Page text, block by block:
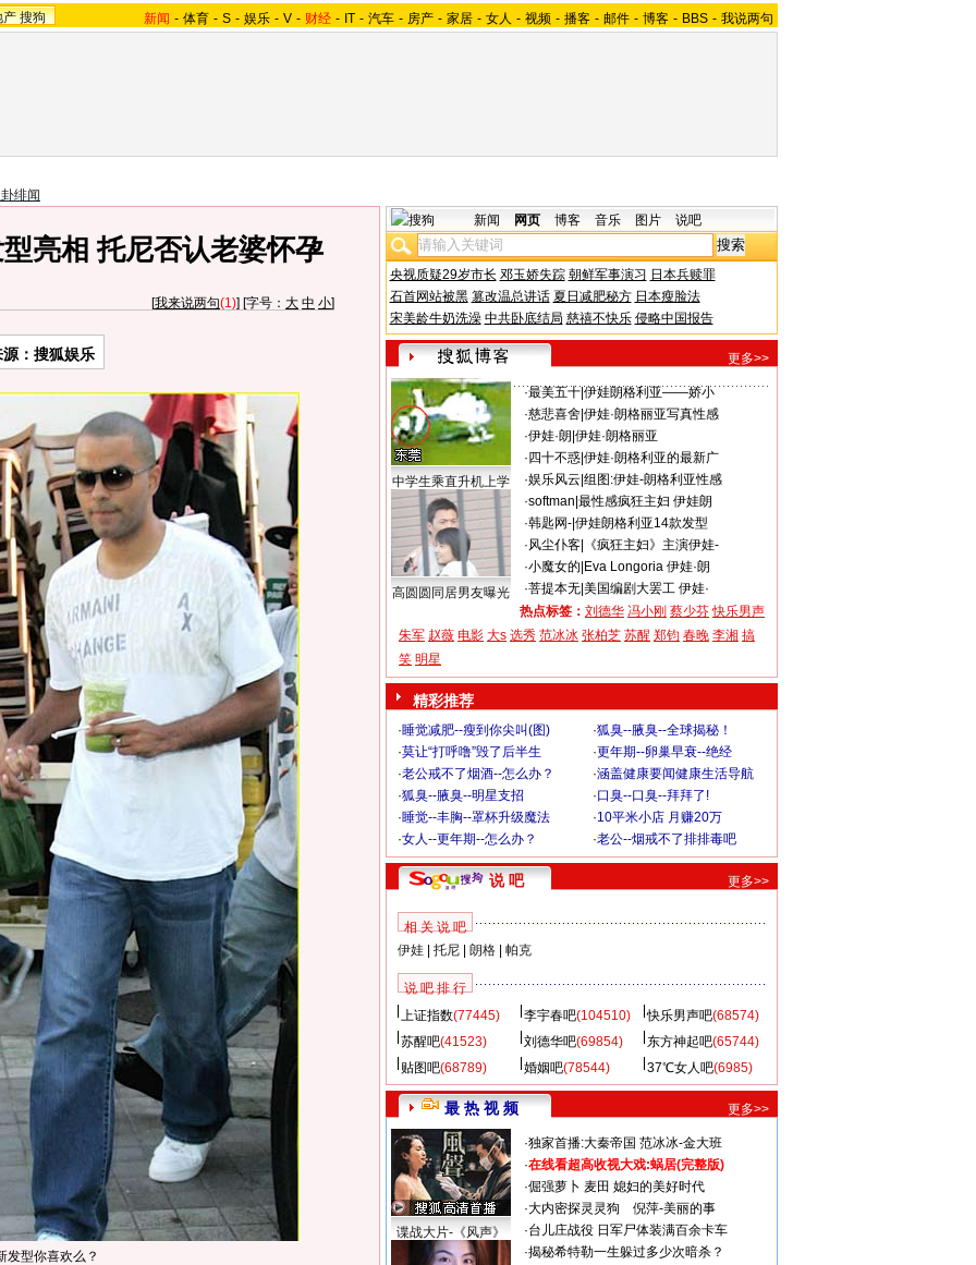
产 搜狗 新闻 - 体育 - S - 娱乐 - V - 财经 - IT - 汽车 - 房产 - 家居 - 女人 - 视频 - 播客 - 邮件 - 博客 - BBS - 我说两句
绯闻
亮相 托尼否认老婆怀孕
[我来说两句(1)] [字号： 大 中 小]
源：搜狐娱乐
发型你喜欢么？
新闻 网页 博客 音乐 图片 说吧
央视质疑29岁市长 邓玉娇失踪 朝鲜军事演习 日本兵赎罪
石首网站被黑 篡改温总讲话 夏日减肥秘方 日本瘦脸法
宋美龄牛奶洗澡 中共卧底结局 慈禧不快乐 侵略中国报告
更多>>
中学生乘直升机上学
高圆圆同居男友曝光
·最美五十| 伊娃朗格利亚——娇小
·慈悲喜舍| 伊娃·朗格丽亚写真性感
·伊娃·朗 伊娃·朗格丽亚
· 四十不惑| 伊娃·朗格利亚的最新广
·娱乐风云| 组图:伊娃-朗格利亚性感
·softman 最性感疯狂主妇 伊娃朗
·韩匙网-| 伊娃朗格利亚14款发型
·风尘仆客|
《疯狂主妇》主演伊娃-
·小魔女的 Eva Longoria 伊娃·朗
·菩提本无| 美国编剧大罢工 伊娃·
热点标签： 刘德华 冯小刚 蔡少芬 快乐男声
朱军 赵薇 电影 大s 选秀 范冰冰 张柏芝 苏醒 郑钧 春晚 李湘 搞
笑 明星
精彩推荐
·睡觉减肥--瘦到你尖叫(图) ·狐臭--腋臭--全球揭秘！
·莫让“打呼噜”毁了后半生 ·更年期--卵巢早衰--绝经
·老公戒不了烟酒--怎么办？ ·涵盖健康要闻健康生活导航
·狐臭--腋臭--明星支招 ·口臭--口臭--拜拜了!
·睡觉--丰胸--罩杯升级魔法 ·10平米小店 月赚20万
·女人--更年期--怎么办？ ·老公--烟戒不了排排毒吧
说 吧 更多>>
相 关 说 吧
伊娃| 托尼| 朗格| 帕克
说 吧 排 行
上证指数(77445) 李宇春吧(104510) 快乐男声吧(68574)
苏醒吧(41523) 刘德华吧(69854) 东方神起吧(65744)
贴图吧(68789) 婚姻吧(78544) 37℃女人吧(6985)
最 热 视 频 更多>>
谍战大片-《风声》
·独家首播:大秦帝国 范冰冰-金大班
·在线看超高收视大戏:蜗居(完整版)
·倔强萝卜 麦田 媳妇的美好时代
·大内密探灵灵狗
倪萍-美丽的事
·台儿庄战役 日军尸体装满百余卡车
·揭秘希特勒一生躲过多少次暗杀？